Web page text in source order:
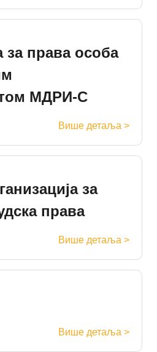
за права особа
МДРИ-С
Више детаља >
за
права
Више детаља >
Више детаља >